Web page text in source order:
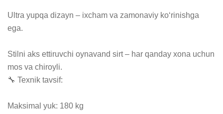
Ultra yupqa dizayn – ixcham va zamonaviy ko‘rinishga
ega.
Stilni aks ettiruvchi oynavand sirt – har qanday xona uchun
mos va chiroyli.
🔧 Texnik tavsif:
Maksimal yuk: 180 kg